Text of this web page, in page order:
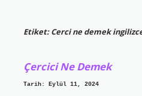
Etiket:Cerci ne demek
Çercici Ne Demek
Tarih: Eylül 11, 2024